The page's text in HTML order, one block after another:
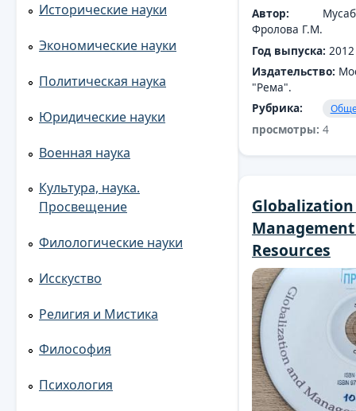
Автор:
Фролова Г.М.
Год выпуска: 2012
Издательство:
"Рема".
Рубрика:
просмотры: 4
Resources
Исторические науки
Экономические науки
Политическая наука
Юридические науки
Военная наука
Культура, наука.
Просвещение
Филологические науки
Исскуство
Религия и Мистика
Философия
Психология